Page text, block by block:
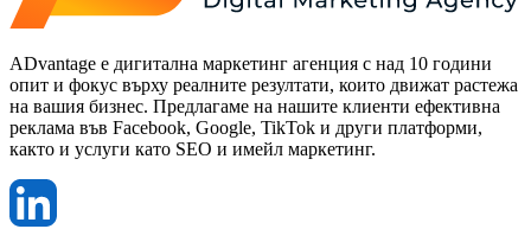
ADvantage е дигитална маркетинг агенция с над 10 години
опит и фокус върху реалните резултати, които движат растежа
на вашия бизнес. Предлагаме на нашите клиенти ефективна
реклама във Facebook, Google, TikTok и други платформи,
както и услуги като SEO и имейл маркетинг.